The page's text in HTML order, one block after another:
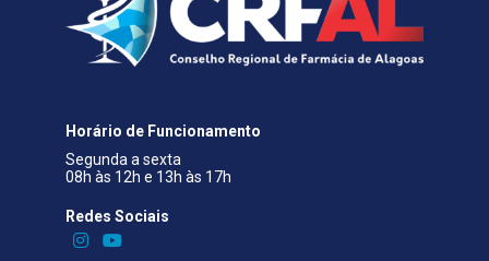
Horário de Funcionamento
Segunda a sexta
08h às 12h e 13h às 17h
Redes Sociais​